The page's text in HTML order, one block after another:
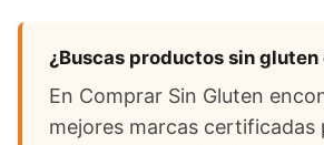
¿Buscas productos sin
En Comprar Sin Gluten
mejores marcas certificadas